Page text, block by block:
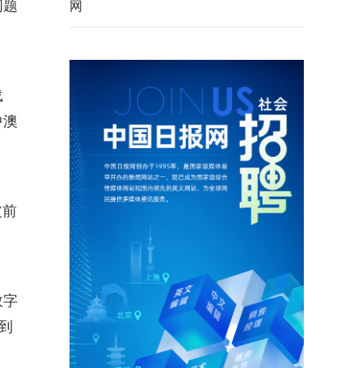
字
网